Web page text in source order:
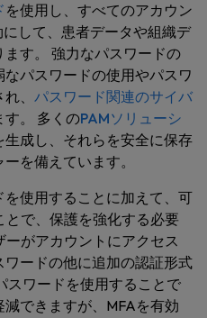
を使用し、すべてのアカウン
して、患者データや組織デ
す。 強力なパスワードの
パスワードの使用やパスワ
、 パスワード関連のサイバ
。 多くのPAMソリューシ
成し、それらを安全に保存
を備えています。
使用することに加えて、可
で、保護を強化する必要
ーがアカウントにアクセス
ードの他に追加の認証形式
スワードを使用することで
できますが、MFAを有効